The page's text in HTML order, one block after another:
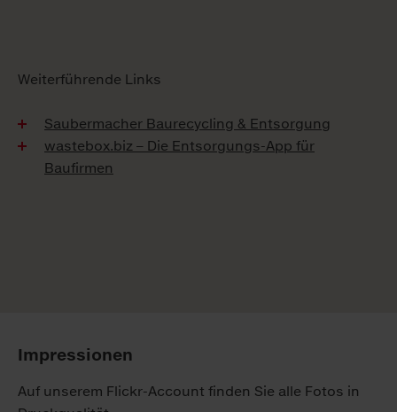
Weiterführende Links
Saubermacher Baurecycling & Entsorgung
wastebox.biz – Die Entsorgungs-App für
Baufirmen
Impressionen
Auf unserem Flickr-Account finden Sie alle Fotos in